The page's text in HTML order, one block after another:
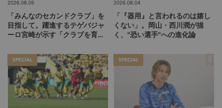
2026.08.05
「みんなのセカンドクラブ」を
目指して。躍進するテゲバジャ
ーロ宮崎が示す「クラブを育て
2026.08.04
「『器用』と言われるのは嬉し
くない」。岡山・西川潤が描
く、"恐い選手"への進化論
SPECIAL SPECIAL